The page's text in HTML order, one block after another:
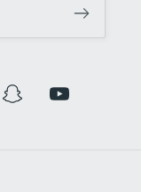
SnapchatYouTube